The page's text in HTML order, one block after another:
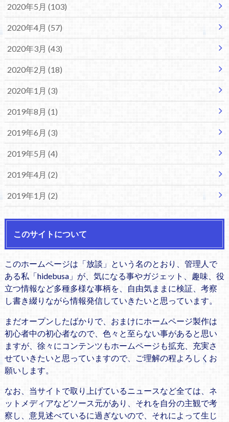
2020年5月 (103)
2020年4月 (57)
2020年3月 (43)
2020年2月 (18)
2020年1月 (3)
2019年8月 (1)
2019年6月 (3)
2019年5月 (4)
2019年4月 (2)
2019年1月 (2)
このサイトについて
このホームページは「放談」という名のとおり、管理人で
ある私「hidebusa」が、気になる事やガジェット、趣味、役
立つ情報など多種多様な事柄を、自由気ままに検証、考察
し書き綴りながら情報発信していきたいと思っています。
まだオープンしたばかりで、おまけにホームページ製作は
初心者中の初心者なので、色々と至らない事があると思い
ますが、徐々にコンテンツもホームページも拡充、充実さ
せていきたいと思っていますので、ご理解の程よろしくお
願いします。
なお、当サイトで取り上げているニュースなど全ては、ネ
ットメディアなどソース元があり、それを自分の主観で考
察し、意見述べているに過ぎないので、それによって生じ